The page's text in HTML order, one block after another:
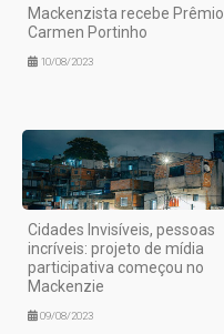
Mackenzista recebe Prêmio
Carmen Portinho
10/08/2023
Cidades Invisíveis, pessoas
incríveis: projeto de mídia
participativa começou no
Mackenzie
09/08/2023